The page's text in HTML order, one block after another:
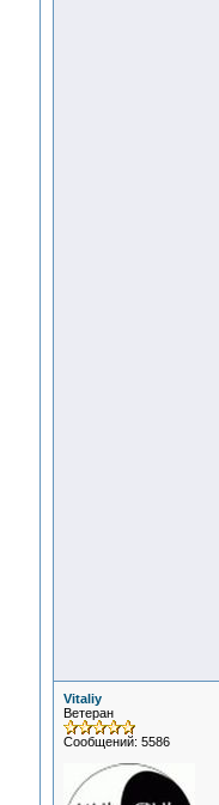
Vitaliy
Ветеран
Сообщений: 5586